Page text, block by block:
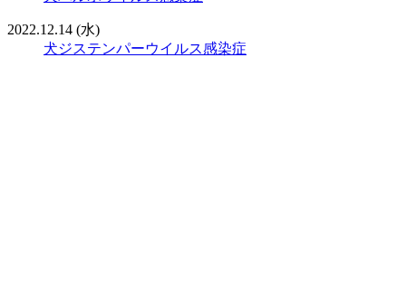
2022.12.14 (水)
犬ジステンパーウイルス感染症